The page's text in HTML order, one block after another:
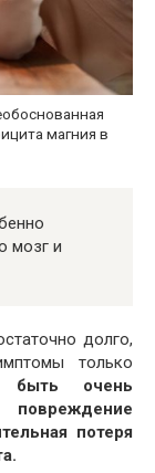
магния в
мозг и
долго,
только
быть очень
повреждение
потеря